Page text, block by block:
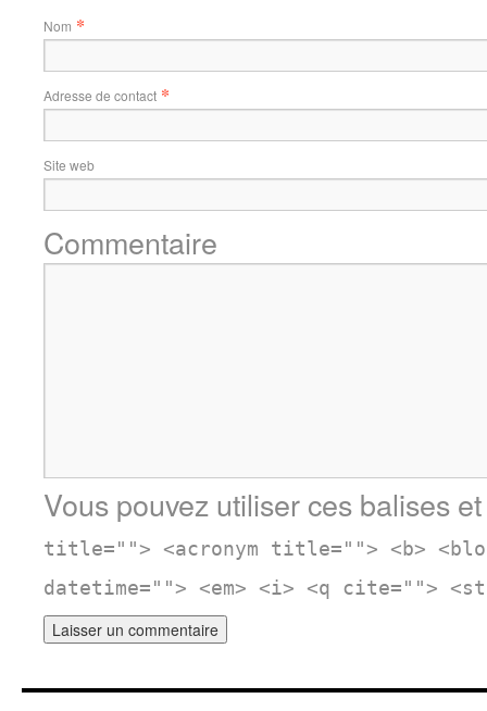
Nom *
Adresse de contact *
Site web
Commentaire
Vous pouvez utiliser ces balises
title=""> <acronym title=""> <b>
datetime=""> <em> <i> <q cite="">